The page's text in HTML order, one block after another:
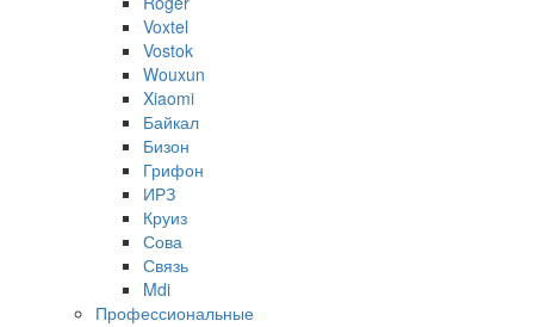
Voxtel
Vostok
Wouxun
Xiaomi
Байкал
Бизон
Грифон
ИРЗ
Круиз
Сова
Связь
Mdi
Профессиональные